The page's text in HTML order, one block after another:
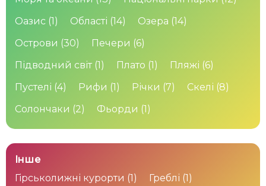
Оазис (1) Області (14) Озера (14)
Острови (30) Печери (6)
Підводний світ (1) Плато (1) Пляжі (6)
Пустелі (4) Рифи (1) Річки (7) Скелі (8)
Солончаки (2) Фьорди (1)
Інше
Гірськолижні курорти (1) Греблі (1)